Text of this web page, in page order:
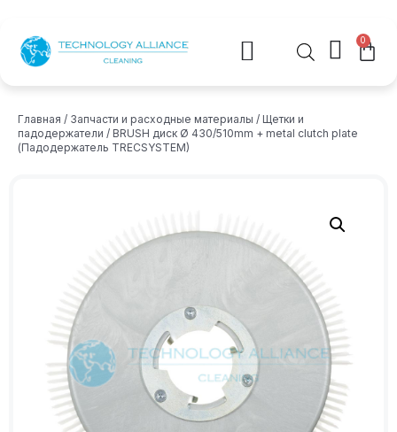
0
Главная / Запчасти и расходные материалы / Щетки и
падодержатели / BRUSH диск Ø 430/510mm + metal clutch plate
(Падодержатель TRECSYSTEM)